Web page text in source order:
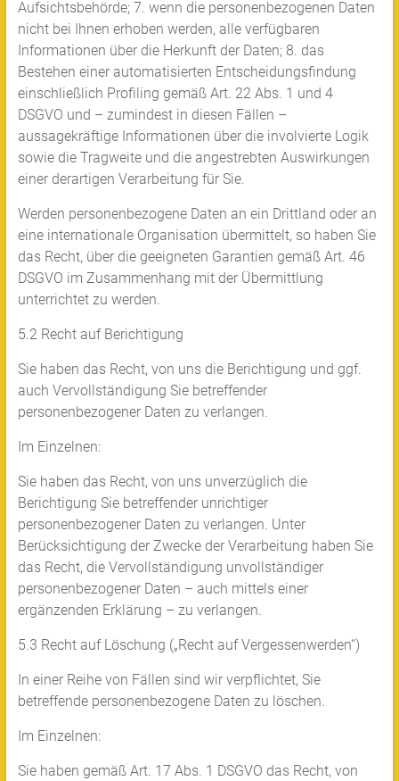
Aufsichtsbehörde; 7. wenn die personenbezogenen Daten
nicht bei Ihnen erhoben werden, alle verfügbaren
Informationen über die Herkunft der Daten; 8. das
Bestehen einer automatisierten Entscheidungsfindung
einschließlich Profiling gemäß Art. 22 Abs. 1 und 4
DSGVO und – zumindest in diesen Fällen –
aussagekräftige Informationen über die involvierte Logik
sowie die Tragweite und die angestrebten Auswirkungen
einer derartigen Verarbeitung für Sie.
Werden personenbezogene Daten an ein Drittland oder an
eine internationale Organisation übermittelt, so haben Sie
das Recht, über die geeigneten Garantien gemäß Art. 46
DSGVO im Zusammenhang mit der Übermittlung
unterrichtet zu werden.
5.2 Recht auf Berichtigung
Sie haben das Recht, von uns die Berichtigung und ggf.
auch Vervollständigung Sie betreffender
personenbezogener Daten zu verlangen.
Im Einzelnen:
Sie haben das Recht, von uns unverzüglich die
Berichtigung Sie betreffender unrichtiger
personenbezogener Daten zu verlangen. Unter
Berücksichtigung der Zwecke der Verarbeitung haben Sie
das Recht, die Vervollständigung unvollständiger
personenbezogener Daten – auch mittels einer
ergänzenden Erklärung – zu verlangen.
5.3 Recht auf Löschung („Recht auf Vergessenwerden“)
In einer Reihe von Fällen sind wir verpflichtet, Sie
betreffende personenbezogene Daten zu löschen.
Im Einzelnen:
Sie haben gemäß Art. 17 Abs. 1 DSGVO das Recht, von